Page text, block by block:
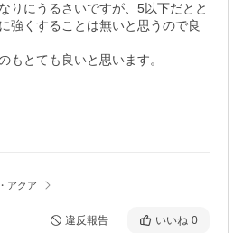
りにうるさいですが、5以下だとと
強くすることは無いと思うので良
もとても良いと思います。
アクア
違反報告 いいね 0